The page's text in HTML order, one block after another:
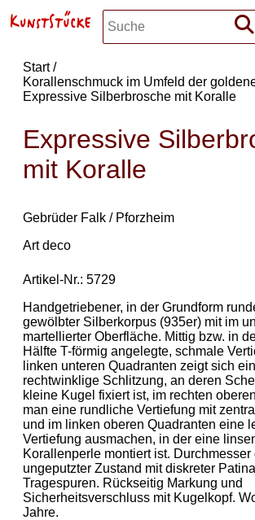
Start
Korallenschmuck im Umfeld der
Expressive Silberbrosche mit Koralle
Expressive
mit Koralle
Gebrüder Falk / Pforzheim
Art deco
Artikel-Nr.: 5729
Handgetriebener, in der Grundform
gewölbter Silberkorpus (935er) mit im
martellierter Oberfläche. Mittig bzw. in
Hälfte T-förmig angelegte, schmale
linken unteren Quadranten zeigt sich
rechtwinklige Schlitzung, an deren
kleine Kugel fixiert ist, im rechten
man eine rundliche Vertiefung mit
und im linken oberen Quadranten eine
Vertiefung ausmachen, in der eine
Korallenperle montiert ist. Durchmesser
ungeputzter Zustand mit diskreter
Tragespuren. Rückseitig Markung und
Sicherheitsverschluss mit Kugelkopf.
Jahre.